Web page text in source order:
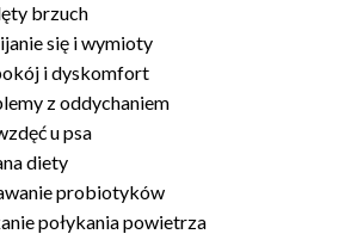
brzuch
się i wymioty
i dyskomfort
z oddychaniem
u psa
diety
probiotyków
połykania powietrza